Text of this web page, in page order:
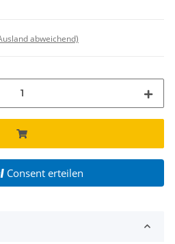
abweichend)
Consent erteilen